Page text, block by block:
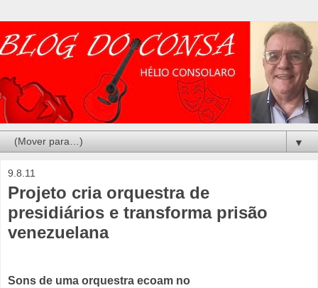
▼
9.8.11
Projeto cria orquestra de
presidiários e transforma prisão
venezuelana
Sons de uma orquestra ecoam no